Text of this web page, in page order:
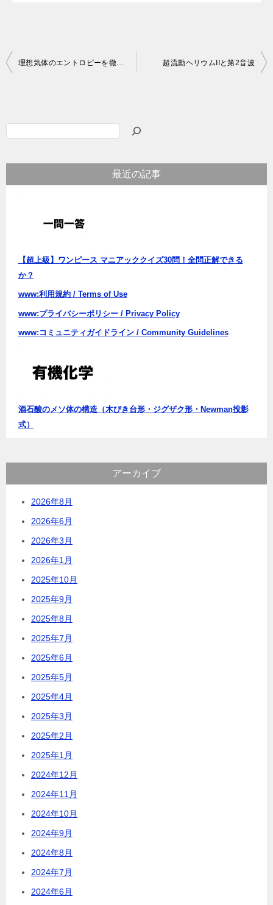
投
ゲ
超流動ヘリウムIIと第2音波
最近の記事
【超上級】ワンピース マニアッククイズ30問！全問正解できる
か？
www:利用規約 / Terms of Use
www:プライバシーポリシー / Privacy Policy
www:コミュニティガイドライン / Community Guidelines
酒石酸のメソ体の構造（木びき台形・ジグザク形・Newman投影
式）
アーカイブ
2026年8月
2026年6月
2026年3月
2026年1月
2025年10月
2025年9月
2025年8月
2025年7月
2025年6月
2025年5月
2025年4月
2025年3月
2025年2月
2025年1月
2024年12月
2024年11月
2024年10月
2024年9月
2024年8月
2024年7月
2024年6月